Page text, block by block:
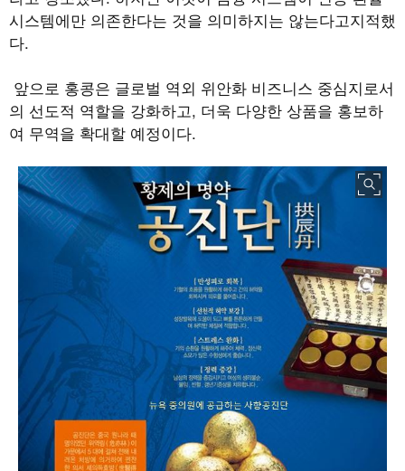
시스템에만 의존한다는 것을 의미하지는 않는다고지적했
다.
앞으로 홍콩은 글로벌 역외 위안화 비즈니스 중심지로서
의 선도적 역할을 강화하고, 더욱 다양한 상품을 홍보하
여 무역을 확대할 예정이다.